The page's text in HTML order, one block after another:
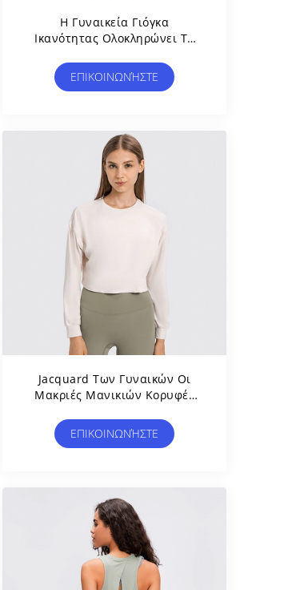
Η Γυναικεία Γιόγκα
Ικανότητας Ολοκληρώνει Το
Συναίσθημα Wicking Υγρασίας
ΕΠΙΚΟΙΝΩΝΉΣΤΕ
Jacquard Των Γυναικών Οι
Μακριές Μανικιών Κορυφές
Χαλαρές Ξεραίνουν Γρήγορα
ΕΠΙΚΟΙΝΩΝΉΣΤΕ